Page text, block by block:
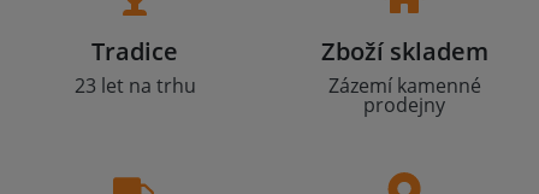
Tradice
23 let na trhu
Zboží skladem
Zázemí kamenné
prodejny